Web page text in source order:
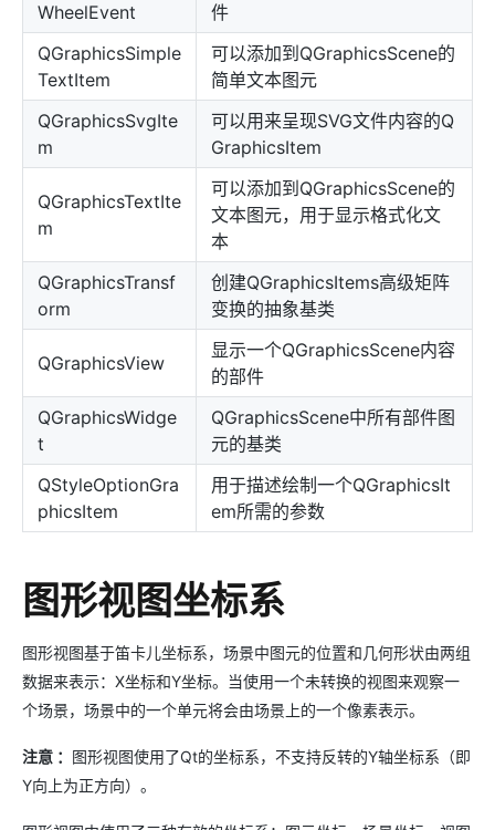
WheelEvent
件
QGraphicsSimple
TextItem
可以添加到QGraphicsScene的
简单文本图元
QGraphicsSvgIte
m
可以用来呈现SVG文件内容的Q
GraphicsItem
QGraphicsTextIte
m
可以添加到QGraphicsScene的
文本图元，用于显示格式化文
本
QGraphicsTransf
orm
创建QGraphicsItems高级矩阵
变换的抽象基类
QGraphicsView
显示一个QGraphicsScene内容
的部件
QGraphicsWidge
t
QGraphicsScene中所有部件图
元的基类
QStyleOptionGra
phicsItem
用于描述绘制一个QGraphicsIt
em所需的参数
图形视图坐标系
图形视图基于笛卡儿坐标系，场景中图元的位置和几何形状由两组
数据来表示：X坐标和Y坐标。当使用一个未转换的视图来观察一
个场景，场景中的一个单元将会由场景上的一个像素表示。
注意 ： 图形视图使用了Qt的坐标系，不支持反转的Y轴坐标系（即
Y向上为正方向）。